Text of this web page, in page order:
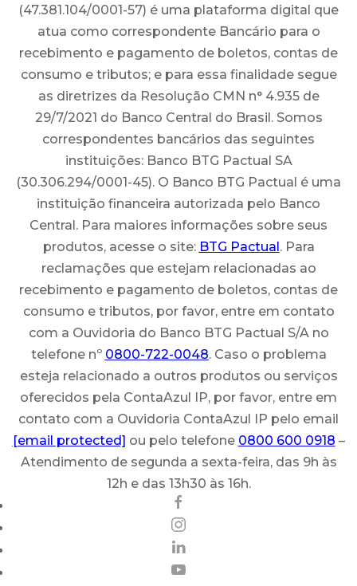
(47.381.104/0001-57) é uma plataforma digital que
atua como correspondente Bancário para o
recebimento e pagamento de boletos, contas de
consumo e tributos; e para essa finalidade segue
as diretrizes da Resolução CMN n° 4.935 de
29/7/2021 do Banco Central do Brasil. Somos
correspondentes bancários das seguintes
instituições: Banco BTG Pactual SA
(30.306.294/0001-45). O Banco BTG Pactual é uma
instituição financeira autorizada pelo Banco
Central. Para maiores informações sobre seus
produtos, acesse o site: BTG Pactual. Para
reclamações que estejam relacionadas ao
recebimento e pagamento de boletos, contas de
consumo e tributos, por favor, entre em contato
com a Ouvidoria do Banco BTG Pactual S/A no
telefone nº 0800-722-0048. Caso o problema
esteja relacionado a outros produtos ou serviços
oferecidos pela ContaAzul IP, por favor, entre em
contato com a Ouvidoria ContaAzul IP pelo email
[email protected] ou pelo telefone 0800 600 0918 –
Atendimento de segunda a sexta-feira, das 9h às
12h e das 13h30 às 16h.